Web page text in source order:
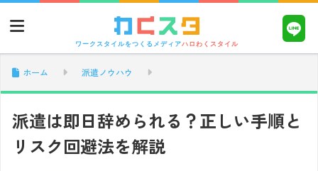
ワークスタイルをつくるメディアハロわくスタイル
ホーム 派遣ノウハウ
派遣は即日辞められる？正しい手順と
リスク回避法を解説